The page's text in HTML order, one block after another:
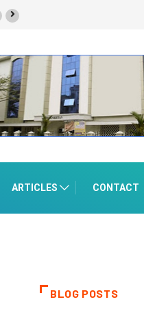
ARTICLES CONTACT
BLOG POSTS